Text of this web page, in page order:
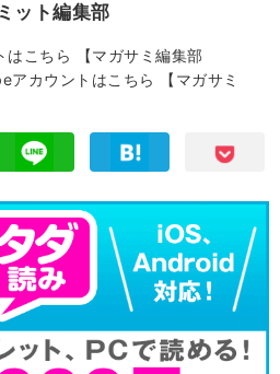
ット編集部
はこちら
【マガサミ編集部
アカウントはこちら
【マガサミ